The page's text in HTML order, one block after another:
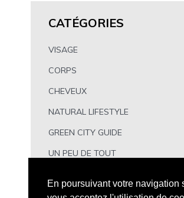
CATÉGORIES
VISAGE
CORPS
CHEVEUX
NATURAL LIFESTYLE
GREEN CITY GUIDE
UN PEU DE TOUT
En poursuivant votre navigation